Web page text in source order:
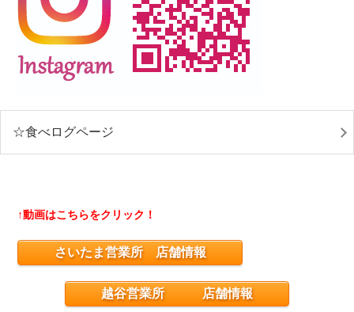
☆食べログページ
↑動画はこちらをクリック！
さいたま営業所 店舗情報
越谷営業所 店舗情報